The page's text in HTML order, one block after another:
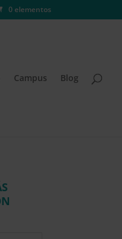
0 elementos
Campus Blog